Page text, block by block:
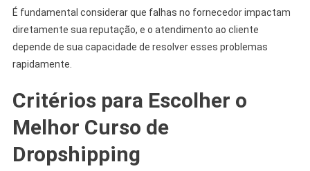
É fundamental considerar que falhas no fornecedor impactam
diretamente sua reputação, e o atendimento ao cliente
depende de sua capacidade de resolver esses problemas
rapidamente.
Critérios para Escolher o
Melhor Curso de
Dropshipping